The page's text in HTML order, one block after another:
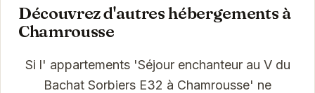
Découvrez d'autres hébergements à
Chamrousse
Si l' appartements 'Séjour enchanteur au V du
Bachat Sorbiers E32 à Chamrousse' ne